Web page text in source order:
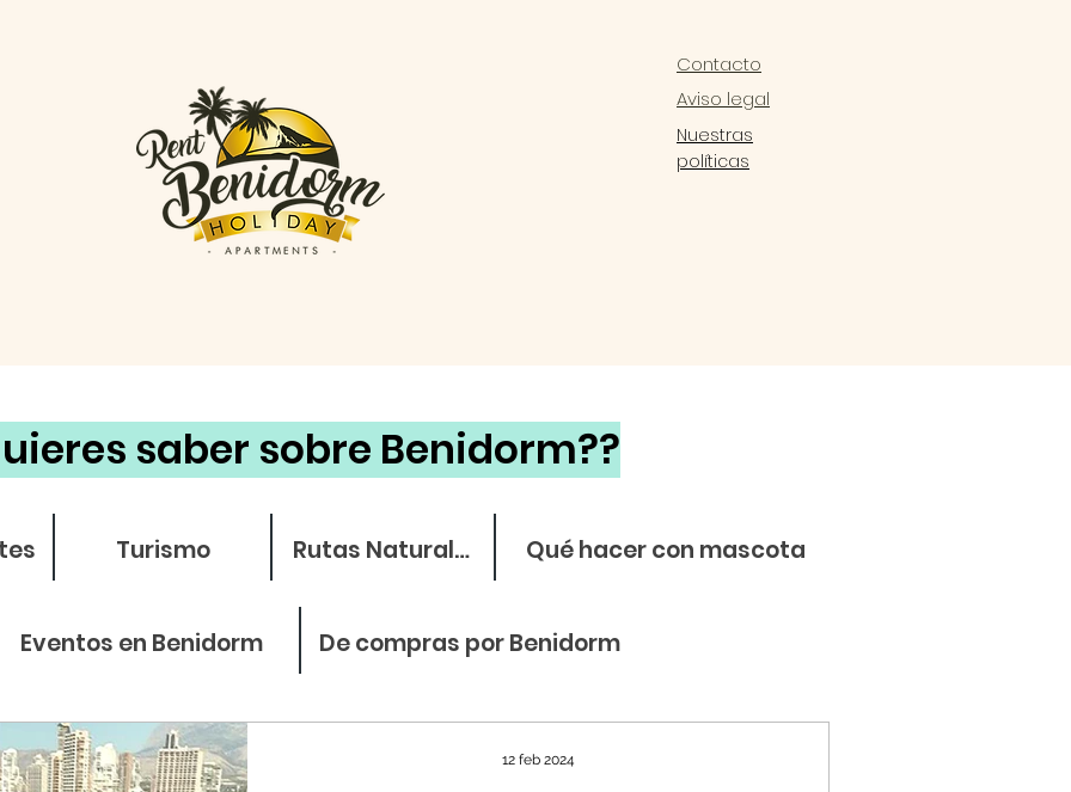
Contacto
Aviso legal
Nuestras
políticas
saber sobre Benidorm??
Turismo Rutas Naturales Qué hacer con mascota
Eventos en Benidorm De compras por Benidorm
12 feb 2024